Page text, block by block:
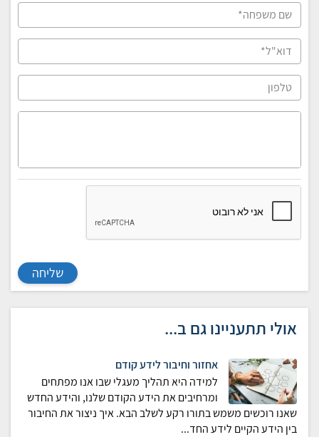
שליחה
אולי תתעניינו גם ב...
אחזור וחיבור לידע קודם
למידה היא תהליך מעגלי שבו אנו מפתחים
ומרחיבים את הידע הקודם שלנו, והידע החדש
שאנו רוכשים משמש בתורו רקע לשלב הבא. איך ניצור את החיבור
בין הידע הקיים לידע החד...